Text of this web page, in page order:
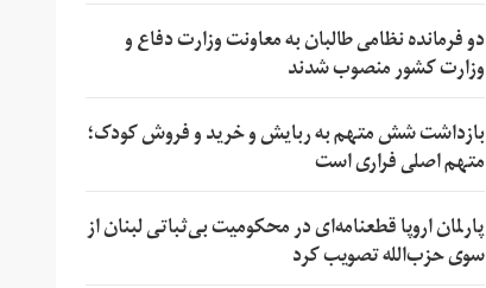
دو فرمانده نظامی طالبان به معاونت وزارت دفاع و
وزارت کشور منصوب شدند
بازداشت شش متهم به ربایش و خرید و فروش کودک؛
متهم اصلی فراری است
پارلمان اروپا قطعنامه‌ای در محکومیت بی‌ثباتی لبنان از
سوی حزب‌الله تصویب کرد